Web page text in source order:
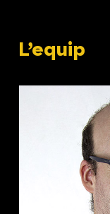
L’equip